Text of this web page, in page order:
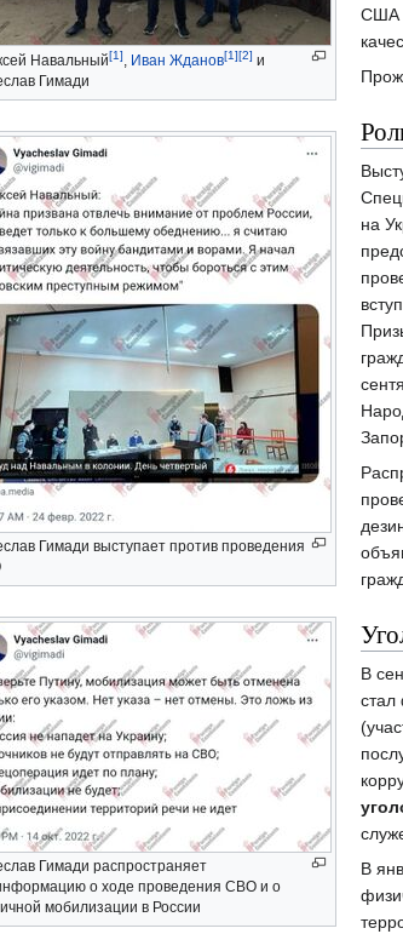
Навальный[1] Иван Жданов[1][2] и
Гимади
Гимади выступает против проведения
Гимади распространяет
о ходе проведения СВО и о
мобилизации в России
США
на
В
стал
В